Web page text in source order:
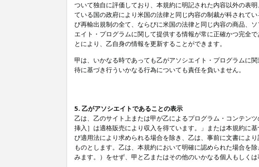
ついて独自に評価しており、本規約に明記された内容以外の表
ている国の政府により米国の法律と同じ内容の制裁が科されて
び再輸出規制の全て、ならびに米国の法律と同じ内容の商品、
エイト・プログラムに関して提供する情報が常に正確かつ完全
とにより、乙自身の情報を更新することができます。
甲は、いかなる時であっても乙がアソシエイト・プログラムに
待に基づき行ういかなる行為についても責任を負いません。
5. 乙がアソシエイトであることの表示
乙は、乙のサイト上または甲が乙によるプログラム・コンテン
挿入］は適格販売により収入を得ています。」または本規約に
び適用法により求められる場合を除き、乙は、事前に文書によ
ものとします。乙は、本規約において明確に認められた場合を
みます。）をせず、甲と乙またはその他のいかなる個人もしく